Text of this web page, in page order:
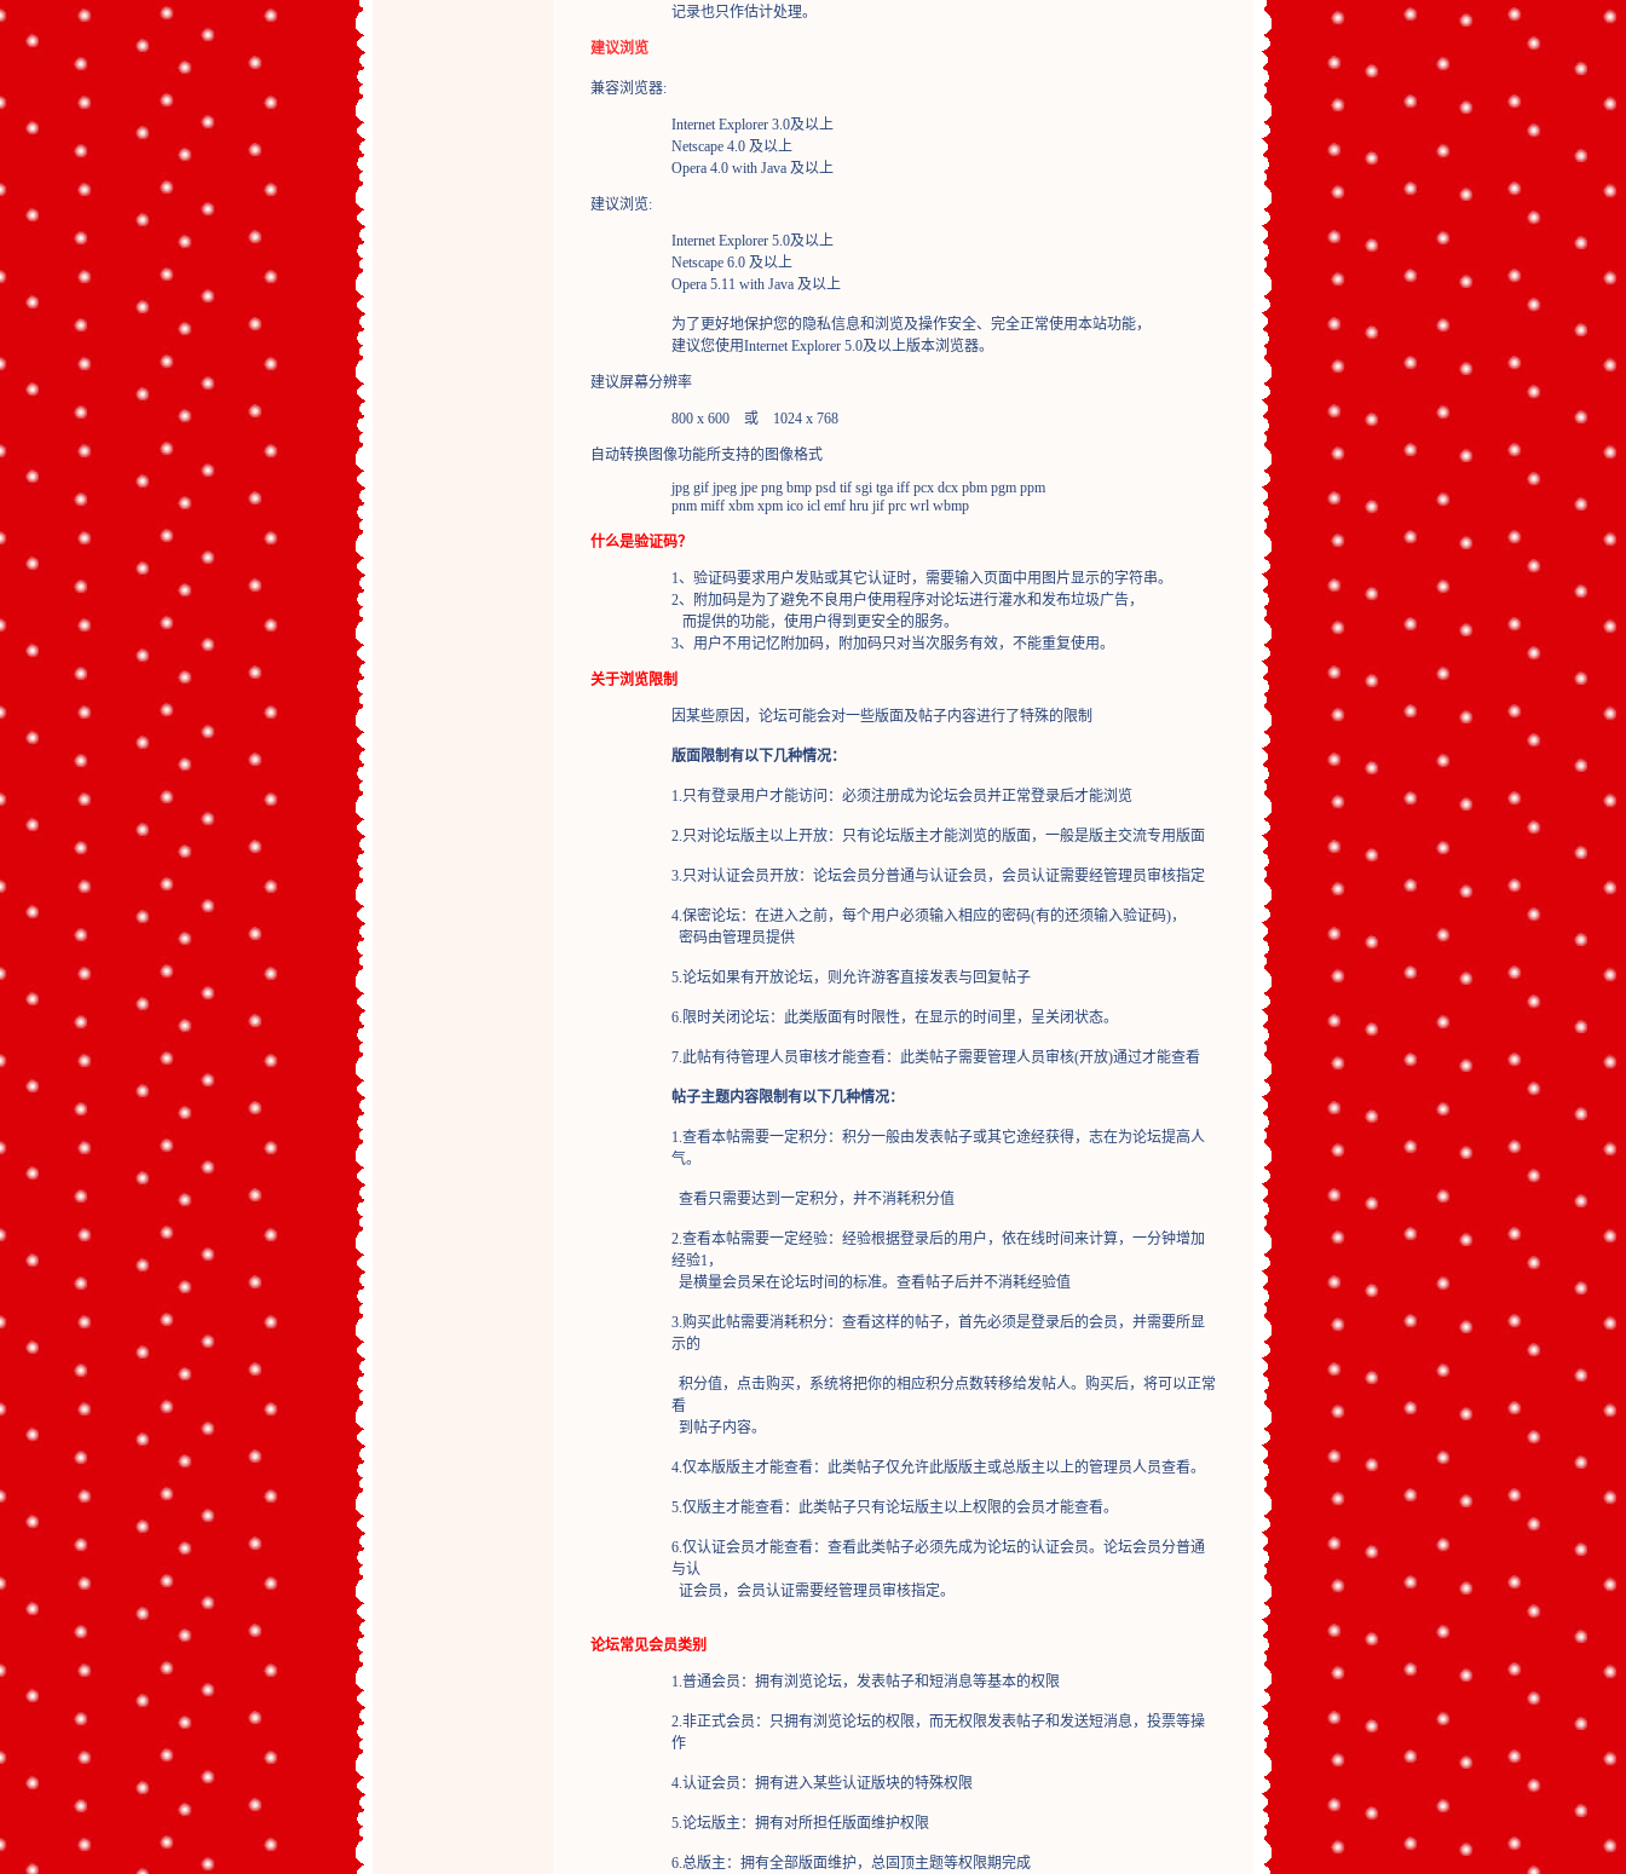
记录也只作估计处理。
建议浏览
兼容浏览器:
Internet Explorer 3.0及以上
Netscape 4.0 及以上
Opera 4.0 with Java 及以上
建议浏览:
Internet Explorer 5.0及以上
Netscape 6.0 及以上
Opera 5.11 with Java 及以上
为了更好地保护您的隐私信息和浏览及操作安全、完全正常使用本站功能，
建议您使用Internet Explorer 5.0及以上版本浏览器。
建议屏幕分辨率
800 x 600 或 1024 x 768
自动转换图像功能所支持的图像格式
jpg gif jpeg jpe png bmp psd tif sgi tga iff pcx dcx pbm pgm ppm
pnm miff xbm xpm ico icl emf hru jif prc wrl wbmp
什么是验证码？
1、验证码要求用户发贴或其它认证时，需要输入页面中用图片显示的字符串。
2、附加码是为了避免不良用户使用程序对论坛进行灌水和发布垃圾广告，
而提供的功能，使用户得到更安全的服务。
3、用户不用记忆附加码，附加码只对当次服务有效，不能重复使用。
关于浏览限制
因某些原因，论坛可能会对一些版面及帖子内容进行了特殊的限制
版面限制有以下几种情况：
1.只有登录用户才能访问：必须注册成为论坛会员并正常登录后才能浏览
2.只对论坛版主以上开放：只有论坛版主才能浏览的版面，一般是版主交流专用版面
3.只对认证会员开放：论坛会员分普通与认证会员，会员认证需要经管理员审核指定
4.保密论坛：在进入之前，每个用户必须输入相应的密码(有的还须输入验证码)，
密码由管理员提供
5.论坛如果有开放论坛，则允许游客直接发表与回复帖子
6.限时关闭论坛：此类版面有时限性，在显示的时间里，呈关闭状态。
7.此帖有待管理人员审核才能查看：此类帖子需要管理人员审核(开放)通过才能查看
帖子主题内容限制有以下几种情况：
1.查看本帖需要一定积分：积分一般由发表帖子或其它途经获得，志在为论坛提高人
气。
查看只需要达到一定积分，并不消耗积分值
2.查看本帖需要一定经验：经验根据登录后的用户，依在线时间来计算，一分钟增加
经验1，
是横量会员呆在论坛时间的标准。查看帖子后并不消耗经验值
3.购买此帖需要消耗积分：查看这样的帖子，首先必须是登录后的会员，并需要所显
示的
积分值，点击购买，系统将把你的相应积分点数转移给发帖人。购买后，将可以正常
看
到帖子内容。
4.仅本版版主才能查看：此类帖子仅允许此版版主或总版主以上的管理员人员查看。
5.仅版主才能查看：此类帖子只有论坛版主以上权限的会员才能查看。
6.仅认证会员才能查看：查看此类帖子必须先成为论坛的认证会员。论坛会员分普通
与认
证会员，会员认证需要经管理员审核指定。
论坛常见会员类别
1.普通会员：拥有浏览论坛，发表帖子和短消息等基本的权限
2.非正式会员：只拥有浏览论坛的权限，而无权限发表帖子和发送短消息，投票等操
作
4.认证会员：拥有进入某些认证版块的特殊权限
5.论坛版主：拥有对所担任版面维护权限
6.总版主：拥有全部版面维护，总固顶主题等权限期完成